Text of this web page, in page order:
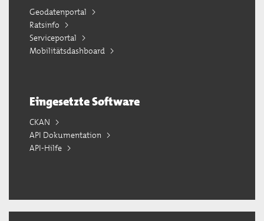
Geodatenportal
Ratsinfo
Serviceportal
Mobilitätsdashboard
Eingesetzte Software
CKAN
API Dokumentation
API-Hilfe